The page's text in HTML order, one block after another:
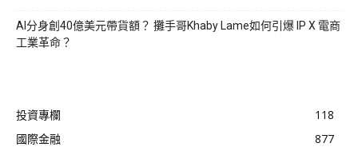
AI分身創40億美元帶貨額？ 攤手哥Khaby Lame如何引爆 IP X 電商
工業革命？
投資專欄
118
國際金融
877